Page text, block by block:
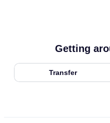
Getting
Transfer